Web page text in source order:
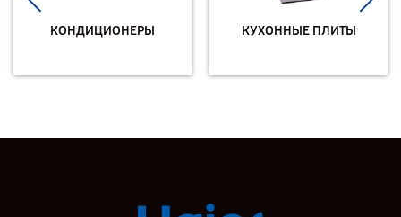
КОНДИЦИОНЕРЫ КУХОННЫЕ ПЛИТЫ